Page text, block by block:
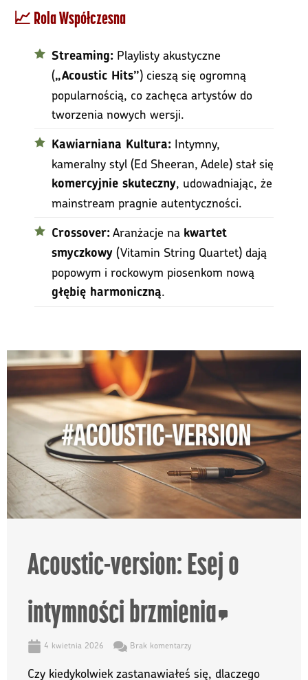
📈 Rola Współczesna
Streaming: Playlisty akustyczne
(„Acoustic Hits”) cieszą się ogromną
popularnością, co zachęca artystów do
tworzenia nowych wersji.
Kawiarniana Kultura: Intymny,
kameralny styl (Ed Sheeran, Adele) stał się
komercyjnie skuteczny, udowadniając, że
mainstream pragnie autentyczności.
Crossover:Aranżacje na kwartet
smyczkowy (Vitamin String Quartet) dają
popowym i rockowym piosenkom nową
głębię harmoniczną.
Acoustic-version: Esej o
intymności brzmienia
4 kwietnia 2026 Brak komentarzy
Czy kiedykolwiek zastanawiałeś się, dlaczego